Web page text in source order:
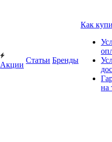
Акции
Статьи Бренды
Как
на